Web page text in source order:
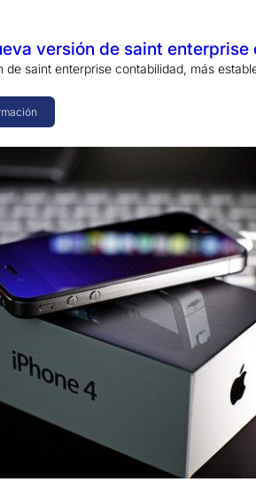
versión de saint
de saint enterprise contabilidad, más